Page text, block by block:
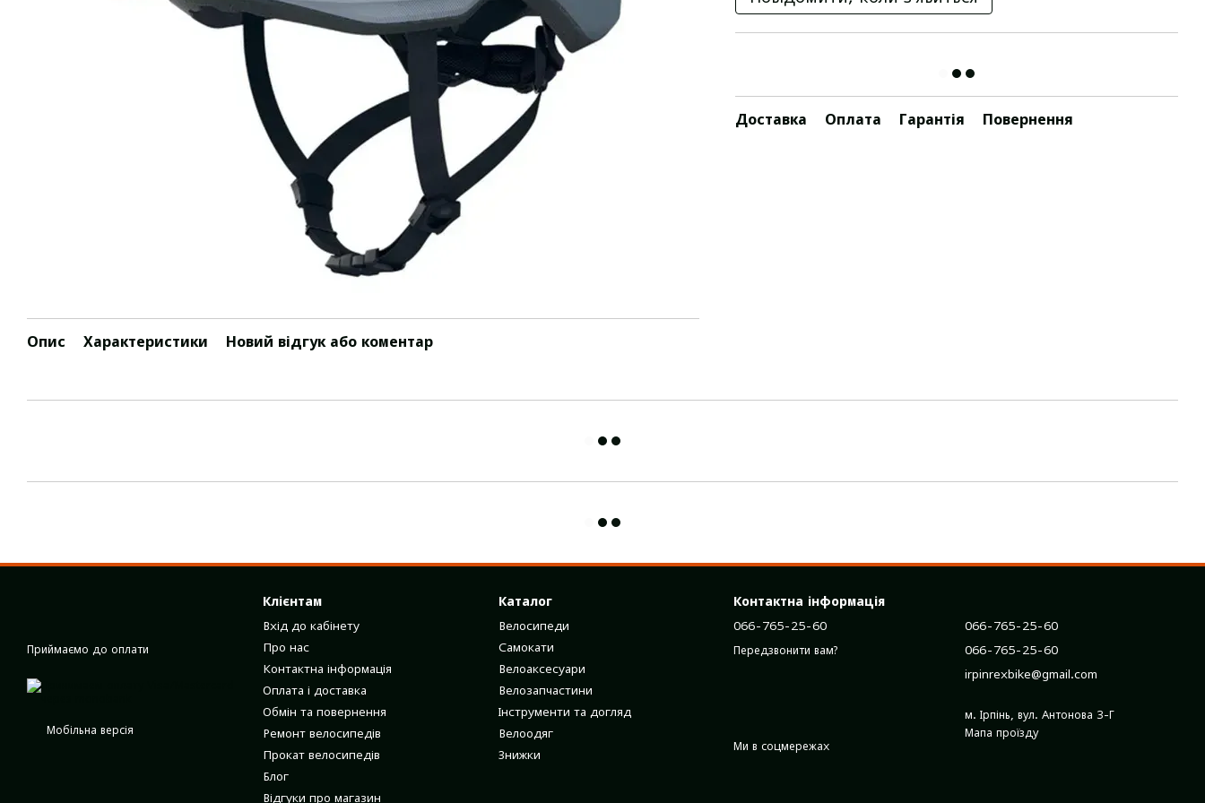
Опис Характеристики Новий відгук або коментар
Доставка Оплата Гарантія Повернення
Приймаємо до оплати
Мобільна версія
Клієнтам
Вхід до кабінету
Про нас
Контактна інформація
Оплата і доставка
Обмін та повернення
Ремонт велосипедів
Прокат велосипедів
Блог
Відгуки про магазин
Каталог
Велосипеди
Самокати
Велоаксесуари
Велозапчастини
Інструменти та догляд
Велоодяг
Знижки
Контактна інформація
066-765-25-60
Передзвонити вам?
066-765-25-60
066-765-25-60
irpinrexbike@gmail.com
м. Ірпінь, вул. Антонова 3-Г
Мапа проїзду
Ми в соцмережах